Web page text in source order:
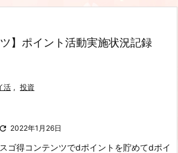
】ポイント活動実施状況記録
活 , 投資
 2022年1月26日
スゴ得コンテンツでdポイントを貯めてdポイ